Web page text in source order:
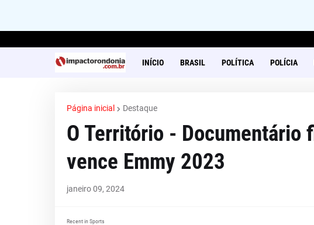
INÍCIO BRASIL POLÍTICA POLÍCIA
Página inicial Destaque
O Território - Documentário
vence Emmy 2023
janeiro 09, 2024
Recent in Sports